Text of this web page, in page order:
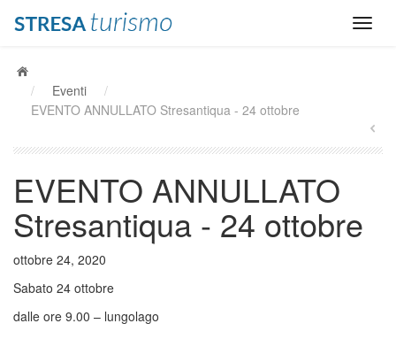
/ Eventi
/
EVENTO ANNULLATO Stresantiqua - 24 ottobre
EVENTO ANNULLATO
Stresantiqua - 24 ottobre
ottobre 24, 2020
Sabato 24 ottobre
dalle ore 9.00 – lungolago